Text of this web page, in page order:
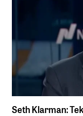
Seth Klarman: